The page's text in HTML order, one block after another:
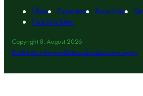
Über
Experten Bereiche
Nachrichten
Copyright 8. August 2026
Rechtlicher HinweisDatenschutzbestimmungen